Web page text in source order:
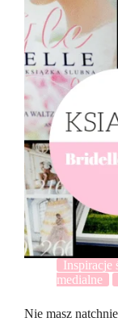
Inspiracje
medialne
Nie masz